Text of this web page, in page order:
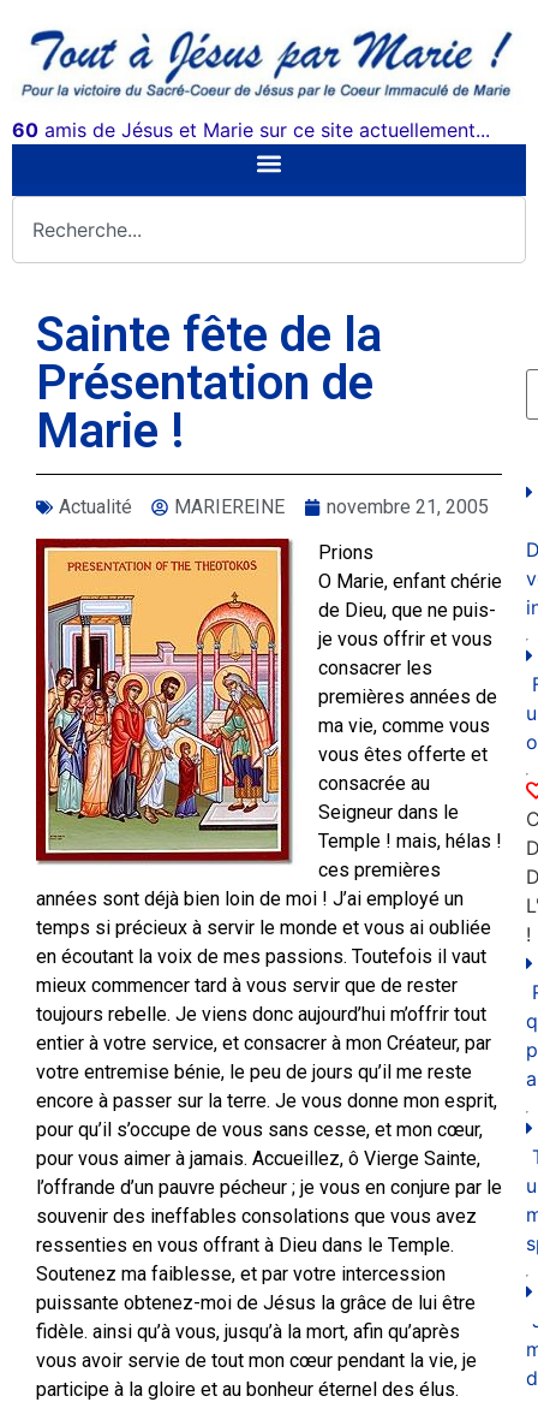
60 amis de Jésus et Marie sur ce site actuellement...
Sainte fête de la
Présentation de
Marie !
Actualité MARIEREINE novembre 21, 2005
Prions
O Marie, enfant chérie
de Dieu, que ne puis-
je vous offrir et vous
consacrer les
premières années de
ma vie, comme vous
vous êtes offerte et
consacrée au
Seigneur dans le
Temple ! mais, hélas !
ces premières
années sont déjà bien loin de moi ! J’ai employé un
temps si précieux à servir le monde et vous ai oubliée
en écoutant la voix de mes passions. Toutefois il vaut
mieux commencer tard à vous servir que de rester
toujours rebelle. Je viens donc aujourd’hui m’offrir tout
entier à votre service, et consacrer à mon Créateur, par
votre entremise bénie, le peu de jours qu’il me reste
encore à passer sur la terre. Je vous donne mon esprit,
pour qu’il s’occupe de vous sans cesse, et mon cœur,
pour vous aimer à jamais. Accueillez, ô Vierge Sainte,
l’offrande d’un pauvre pécheur ; je vous en conjure par le
souvenir des ineffables consolations que vous avez
ressenties en vous offrant à Dieu dans le Temple.
Soutenez ma faiblesse, et par votre intercession
puissante obtenez-moi de Jésus la grâce de lui être
fidèle. ainsi qu’à vous, jusqu’à la mort, afin qu’après
vous avoir servie de tout mon cœur pendant la vie, je
participe à la gloire et au bonheur éternel des élus.
!